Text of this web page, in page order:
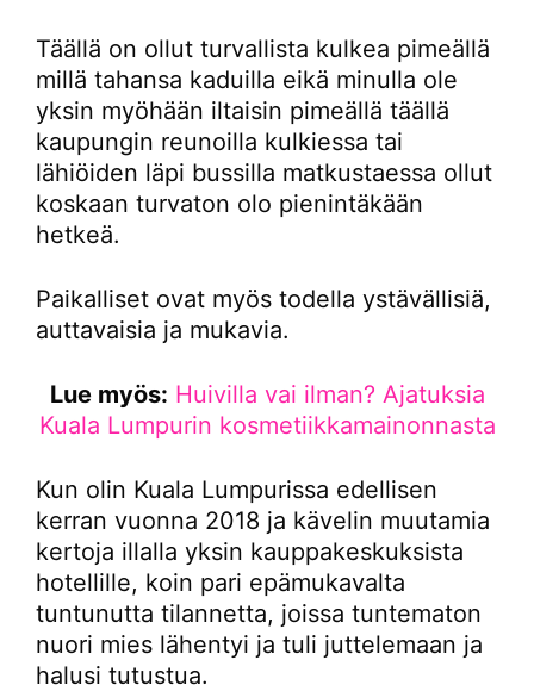
Täällä on ollut turvallista kulkea pimeällä
millä tahansa kaduilla eikä minulla ole
yksin myöhään iltaisin pimeällä täällä
kaupungin reunoilla kulkiessa tai
lähiöiden läpi bussilla matkustaessa ollut
koskaan turvaton olo pienintäkään
hetkeä.
Paikalliset ovat myös todella ystävällisiä,
auttavaisia ja mukavia.
Lue myös: Huivilla vai ilman? Ajatuksia
Kuala Lumpurin kosmetiikkamainonnasta
Kun olin Kuala Lumpurissa edellisen
kerran vuonna 2018 ja kävelin muutamia
kertoja illalla yksin kauppakeskuksista
hotellille, koin pari epämukavalta
tuntunutta tilannetta, joissa tuntematon
nuori mies lähentyi ja tuli juttelemaan ja
halusi tutustua.